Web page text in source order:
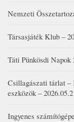
Nemzeti
Társasjáték Klub –
Táti Pünkösdi Napok
Csillagászati tárlat –
eszközök –
Ingyenes